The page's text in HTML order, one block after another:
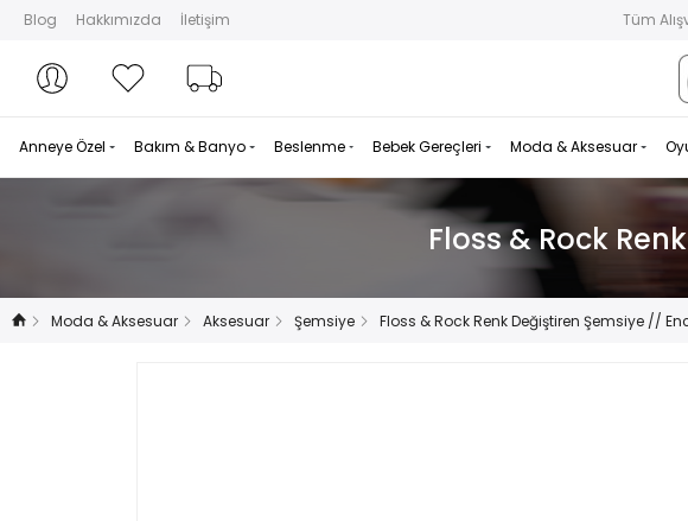
Blog Hakkımızda İletişim Tüm
Hesabım
Hesabım Favorilerim
Anneye Özel Bakım & Banyo Beslenme Bebek Gereçleri Moda & Aksesuar
Floss & Rock
Moda & Aksesuar Aksesuar Şemsiye Floss & Rock Renk Değiştiren Şemsiye //